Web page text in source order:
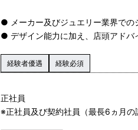
● メーカー及びジュエリー業界で
● デザイン能力に加え、店頭アドバ
経験者優遇 経験必須
正社員
※正社員及び契約社員（最長6ヵ月の